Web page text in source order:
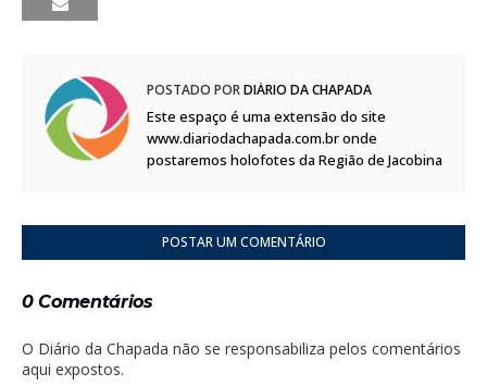
POSTADO PORDIÁRIO DA CHAPADA
Este espaço é uma extensão do site
www.diariodachapada.com.br onde
postaremos holofotes da Região de Jacobina
POSTAR UM COMENTÁRIO
0 Comentários
O Diário da Chapada não se responsabiliza pelos comentários
aqui expostos.